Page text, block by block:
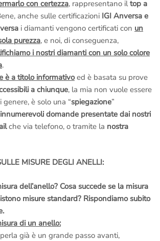
con certezza, rappresentano iltop a
anche sulle certificazioni IGI Anversa e
i diamanti vengono certificati con un
purezza, e noi, di conseguenza,
i nostri diamanti con un solo colore
.
è a titolo informativoed è basata su prove
a chiunque, la mia non vuole essere
genere, è solo una “spiegazione”
innumerevoli domande presentate dai nostri
che via telefono, o tramite la nostra
MISURE DEGLI ANELLI:
dell’anello? Cosa succede se la misura
misure standard? Rispondiamo subito
di un anello:
già è un grande passo avanti,